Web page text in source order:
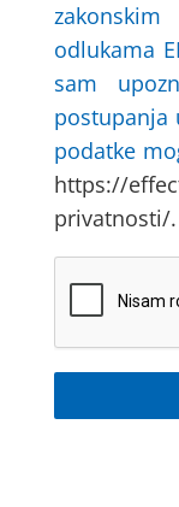
odlukama
sam
postupanja
podatke
https://
privatnosti/.